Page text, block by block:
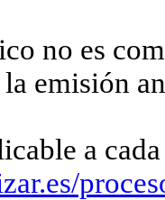
no es
la emisión
a